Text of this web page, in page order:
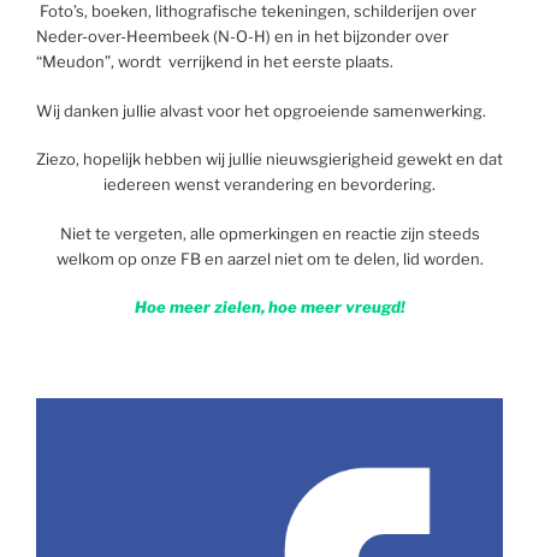
Foto’s, boeken, lithografische tekeningen, schilderijen over
Neder-over-Heembeek (N-O-H) en in het bijzonder over
“Meudon”, wordt verrijkend in het eerste plaats.
Wij danken jullie alvast voor het opgroeiende samenwerking.
Ziezo, hopelijk hebben wij jullie nieuwsgierigheid gewekt en dat
iedereen wenst verandering en bevordering.
Niet te vergeten, alle opmerkingen en reactie zijn steeds
welkom op onze FB en aarzel niet om te delen, lid worden.
Hoe meer zielen, hoe meer vreugd!